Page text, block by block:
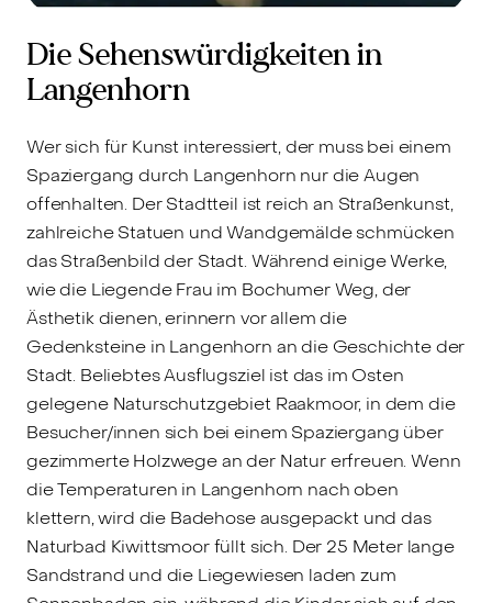
Die Sehenswürdigkeiten in
Langenhorn
Wer sich für Kunst interessiert, der muss bei einem
Spaziergang durch Langenhorn nur die Augen
offenhalten. Der Stadtteil ist reich an Straßenkunst,
zahlreiche Statuen und Wandgemälde schmücken
das Straßenbild der Stadt. Während einige Werke,
wie die Liegende Frau im Bochumer Weg, der
Ästhetik dienen, erinnern vor allem die
Gedenksteine in Langenhorn an die Geschichte der
Stadt. Beliebtes Ausflugsziel ist das im Osten
gelegene Naturschutzgebiet Raakmoor, in dem die
Besucher/innen sich bei einem Spaziergang über
gezimmerte Holzwege an der Natur erfreuen. Wenn
die Temperaturen in Langenhorn nach oben
klettern, wird die Badehose ausgepackt und das
Naturbad Kiwittsmoor füllt sich. Der 25 Meter lange
Sandstrand und die Liegewiesen laden zum